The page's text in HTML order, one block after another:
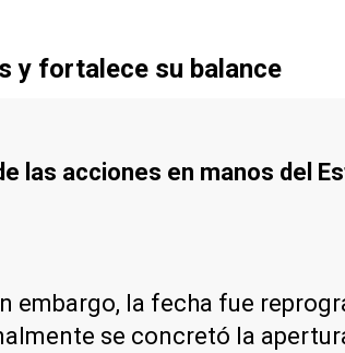
y fortalece su balance
las acciones en manos del
embargo, la fecha fue
se concretó la